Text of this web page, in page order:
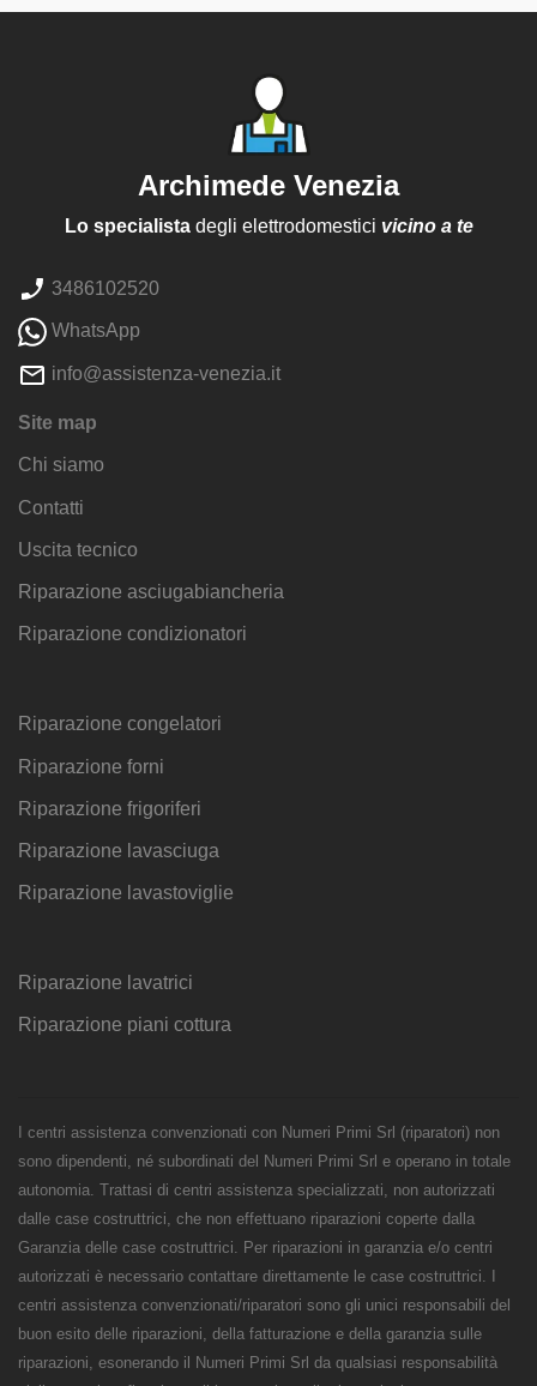
Archimede Venezia
Lo specialistadegli elettrodomestici vicino a te
3486102520
WhatsApp
info@assistenza-venezia.it
Site map
Chi siamo
Contatti
Uscita tecnico
Riparazione asciugabiancheria
Riparazione condizionatori
Riparazione congelatori
Riparazione forni
Riparazione frigoriferi
Riparazione lavasciuga
Riparazione lavastoviglie
Riparazione lavatrici
Riparazione piani cottura
I centri assistenza convenzionati con Numeri Primi Srl (riparatori) non
sono dipendenti, né subordinati del Numeri Primi Srl e operano in totale
autonomia. Trattasi di centri assistenza specializzati, non autorizzati
dalle case costruttrici, che non effettuano riparazioni coperte dalla
Garanzia delle case costruttrici. Per riparazioni in garanzia e/o centri
autorizzati è necessario contattare direttamente le case costruttrici. I
centri assistenza convenzionati/riparatori sono gli unici responsabili del
buon esito delle riparazioni, della fatturazione e della garanzia sulle
riparazioni, esonerando il Numeri Primi Srl da qualsiasi responsabilità